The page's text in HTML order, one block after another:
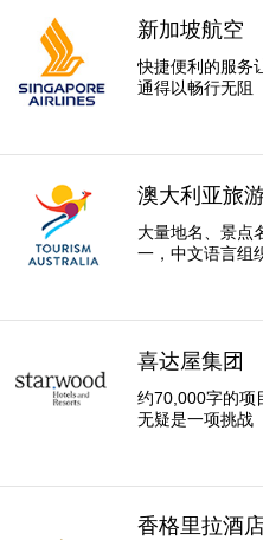
新加坡航空
快捷便利的服务
通得以畅行无阻
澳大利亚旅
大量地名、景点
一，中文语言组
喜达屋集团
约70,000字的项
无疑是一项挑战
香格里拉酒